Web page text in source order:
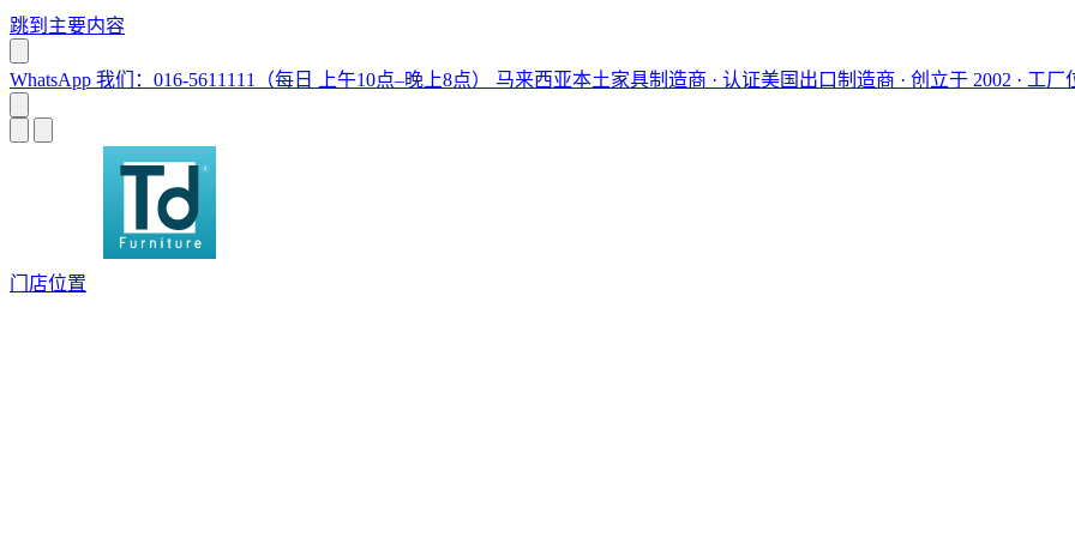
跳到主要内容
WhatsApp 我们：016-5611111（每日 上午10点–晚上8点） 马来西亚本土家具制造商 · 认证美国出口制造商 · 创立于 2002 · 工
门店位置